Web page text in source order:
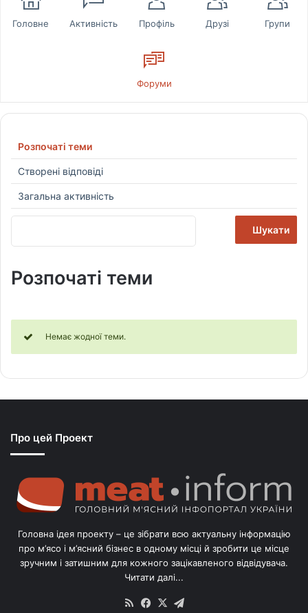
Головне Активність Профіль Друзі Групи
Форуми
Розпочаті теми
Створені відповіді
Загальна активність
c
i
s
Розпочаті теми
Немає жодної теми.
Про цей Проект
Головна ідея проекту – це зібрати всю актуальну інформацію
про м’ясо і м’ясний бізнес в одному місці й зробити це місце
зручним і затишним для кожного зацікавленого відвідувача.
Читати далі...
RSS Facebook
X